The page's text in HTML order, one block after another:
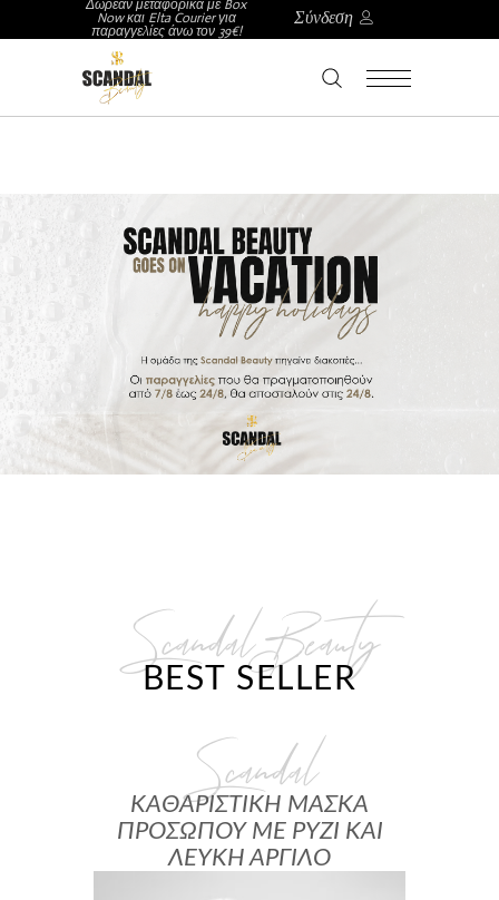
Δωρεάν μεταφορικά με Box
Now και Elta Courier για
παραγγελίες άνω τον 39€!
Σύνδεση
Scandal Beauty
BEST SELLER
Scandal
ΚΑΘΑΡΙΣΤΙΚΗ ΜΑΣΚΑ
ΠΡΟΣΩΠΟΥ ΜΕ ΡΥΖΙ ΚΑΙ
ΛΕΥΚΗ ΑΡΓΙΛΟ